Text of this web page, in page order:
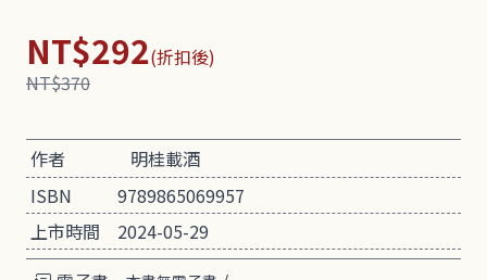
NT$292(折扣後)
NT$370
作者
明桂載酒
ISBN
9789865069957
上市時間
2024-05-29